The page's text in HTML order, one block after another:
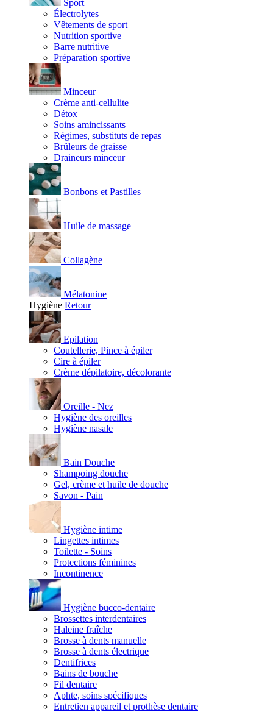
Sport
Électrolytes
Vêtements de sport
Nutrition sportive
Barre nutritive
Préparation sportive
Minceur
Crème anti-cellulite
Détox
Soins amincissants
Régimes, substituts de repas
Brûleurs de graisse
Draineurs minceur
Bonbons et Pastilles
Huile de massage
Collagène
Mélatonine
Hygiène Retour
Epilation
Coutellerie, Pince à épiler
Cire à épiler
Crème dépilatoire, décolorante
Oreille - Nez
Hygiène des oreilles
Hygiène nasale
Bain Douche
Shampoing douche
Gel, crème et huile de douche
Savon - Pain
Hygiène intime
Lingettes intimes
Toilette - Soins
Protections féminines
Incontinence
Hygiène bucco-dentaire
Brossettes interdentaires
Haleine fraîche
Brosse à dents manuelle
Brosse à dents électrique
Dentifrices
Bains de bouche
Fil dentaire
Aphte, soins spécifiques
Entretien appareil et prothèse dentaire